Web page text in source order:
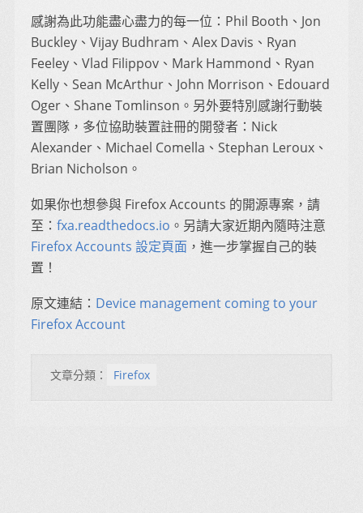
感謝為此功能盡心盡力的每一位：Phil Booth、Jon
Buckley、Vijay Budhram、Alex Davis、Ryan
Feeley、Vlad Filippov、Mark Hammond、Ryan
Kelly、Sean McArthur、John Morrison、Edouard
Oger、Shane Tomlinson。另外要特別感謝行動裝
置團隊，多位協助裝置註冊的開發者：Nick
Alexander、Michael Comella、Stephan Leroux、
Brian Nicholson。
如果你也想參與 Firefox Accounts 的開源專案，請
至： fxa.readthedocs.io 。另請大家近期內隨時注意
Firefox Accounts 設定頁面 ，進一步掌握自己的裝
置！
原文連結： Device management coming to your
Firefox Account
文章分類： Firefox